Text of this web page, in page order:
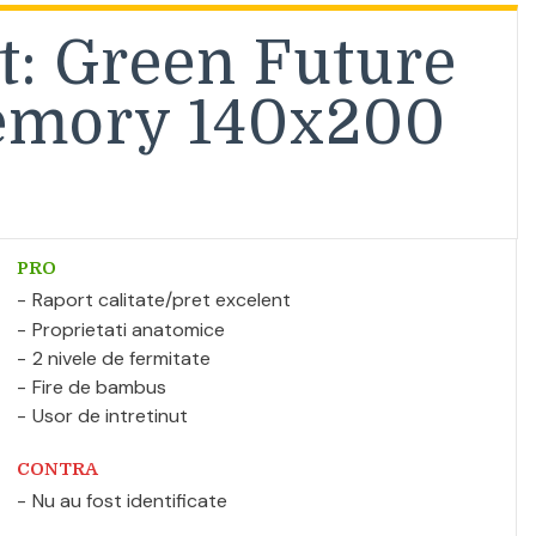
Green Future
140x200
PRO
Raport calitate/pret excelent
Proprietati anatomice
2 nivele de fermitate
Fire de bambus
Usor de intretinut
CONTRA
Nu au fost identificate